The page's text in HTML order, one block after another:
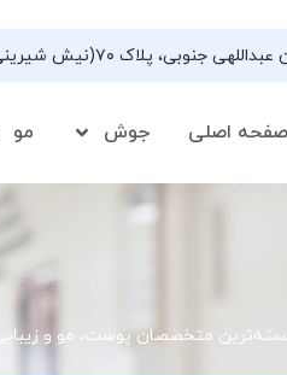
شیرینی فروشی نیشکر)، واحد ۳۳ ، طبقه ۵
صفحه اصلی جوش مو
متخصصان پوست، مو و